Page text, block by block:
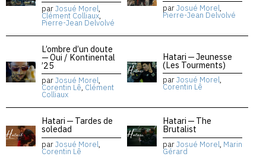
parJosué Morel,
Clément Colliaux,
Pierre-Jean Delvolvé
parJosué Morel,
Pierre-Jean Delvolvé
L’ombre d’un doute
— Oui / Kontinental
’25
parJosué Morel,
Corentin Lê, Clément
Colliaux
Hatari — Jeunesse
(Les Tourments)
parJosué Morel,
Corentin Lê
Hatari — Tardes de
soledad
parJosué Morel,
Corentin Lê
Hatari — The
Brutalist
parJosué Morel, Marin
Gérard